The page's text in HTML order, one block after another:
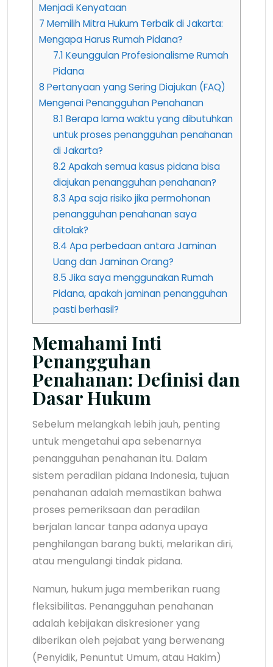
Menjadi Kenyataan
7 Memilih Mitra Hukum Terbaik di Jakarta:
Mengapa Harus Rumah Pidana?
7.1 Keunggulan Profesionalisme Rumah
Pidana
8 Pertanyaan yang Sering Diajukan (FAQ)
Mengenai Penangguhan Penahanan
8.1 Berapa lama waktu yang dibutuhkan
untuk proses penangguhan penahanan
di Jakarta?
8.2Apakah semua kasus pidana bisa
diajukan penangguhan penahanan?
8.3 Apa saja risiko jika permohonan
penangguhan penahanan saya
ditolak?
8.4 Apa perbedaan antara Jaminan
Uang dan Jaminan Orang?
8.5 Jika saya menggunakan Rumah
Pidana, apakah jaminan penangguhan
pasti berhasil?
Memahami Inti
Penangguhan
Penahanan: Definisi dan
Dasar Hukum
Sebelum melangkah lebih jauh, penting
untuk mengetahui apa sebenarnya
penangguhan penahanan itu. Dalam
sistem peradilan pidana Indonesia, tujuan
penahanan adalah memastikan bahwa
proses pemeriksaan dan peradilan
berjalan lancar tanpa adanya upaya
penghilangan barang bukti, melarikan diri,
atau mengulangi tindak pidana.
Namun, hukum juga memberikan ruang
fleksibilitas. Penangguhan penahanan
adalah kebijakan diskresioner yang
diberikan oleh pejabat yang berwenang
(Penyidik, Penuntut Umum, atau Hakim)